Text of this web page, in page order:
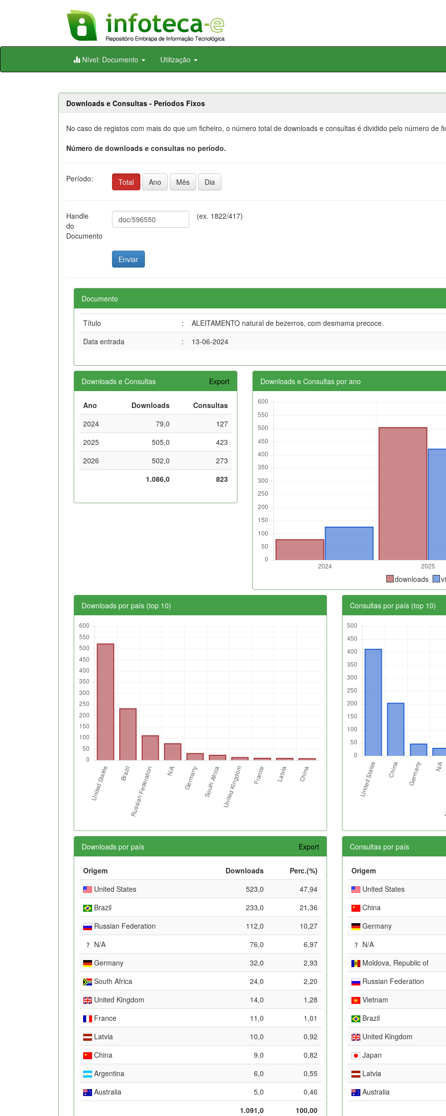
Skip
Nível: Documento Utilização
Downloads e Consultas - Períodos Fixos
No caso de registos com mais do que um ficheiro, o número total de downloads e consultas é dividido pelo número de
Número de downloads e consultas no período.
Período: Total Ano Mês Dia
Handle
do
Documento
(ex. 1822/417)
Documento
Título :
ALEITAMENTO natural de bezerros, com desmama precoce.
Data entrada
: 13-06-2024
Downloads e Consultas Export
Ano Downloads
Consultas
2024
79,0
127
2025
505,0
423
2026
502,0
273
1.086,0
823
Downloads e Consultas por ano
downloads
Downloads por país (top 10) Consultas por país (top 10)
Downloads por país Export
Origem Downloads
Perc.(%)
United States
523,0
47,94
Brazil
233,0
21,36
Russian Federation
112,0
10,27
N/A
76,0
6,97
Germany
32,0
2,93
South Africa
24,0
2,20
United Kingdom
14,0
1,28
France
11,0
1,01
Latvia
10,0
0,92
China
9,0
0,82
Argentina
6,0
0,55
Australia
5,0
0,46
1.091,0
100,00
Consultas por país
Origem
United States
China
Germany
N/A
Moldova, Republic of
Russian Federation
Vietnam
Brazil
United Kingdom
Japan
Latvia
Australia